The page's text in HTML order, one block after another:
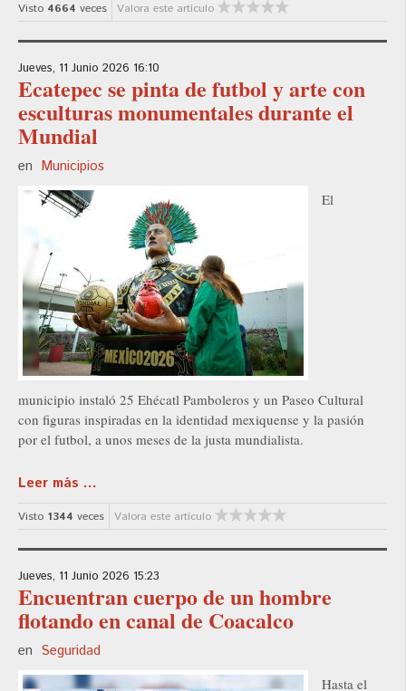
Visto 4664 veces Valora este artículo
Jueves, 11 Junio 2026 16:10
Ecatepec se pinta de futbol y arte con
esculturas monumentales durante el
Mundial
en Municipios
El
municipio instaló 25 Ehécatl Pamboleros y un Paseo Cultural
con figuras inspiradas en la identidad mexiquense y la pasión
por el futbol, a unos meses de la justa mundialista.
Leer más ...
Visto 1344 veces Valora este artículo
Jueves, 11 Junio 2026 15:23
Encuentran cuerpo de un hombre
flotando en canal de Coacalco
en Seguridad
Hasta el